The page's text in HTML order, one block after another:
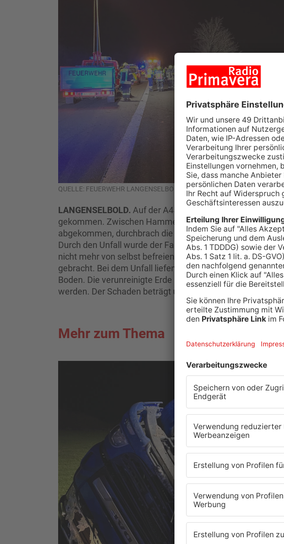
QUELLE: FEUERWEHR LANGENSELBOLD
LANGENSELBOLD. Auf der A45 ist es in den frühen
gekommen. Zwischen Hammersbach und Altenstadt ist
abgekommen, durchbrach die Leitplanke und landete in
Durch den Unfall wurde der Fahrer des LKWs im
nicht mehr von selbst befreien. Er wurde leichtverletzt
gebracht. Bei dem Unfall liefen mehrere hundert Liter
Boden. Die verunreinigte Erde muss jetzt von der
werden. Der Schaden beträgt um die 140.000 Euro.
Mehr zum Thema